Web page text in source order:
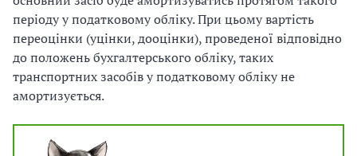
періоду у податковому обліку. При цьому вартість
переоцінки (уцінки, дооцінки), проведеної відповідно
до положень бухгалтерського обліку, таких
транспортних засобів у податковому обліку не
амортизується.